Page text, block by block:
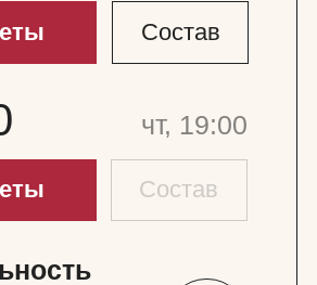
спектакль участвует